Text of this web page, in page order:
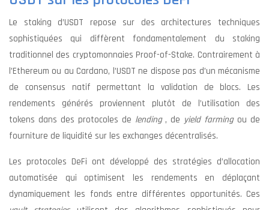
Le staking d’USDT repose sur des architectures techniques
sophistiquées qui diffèrent fondamentalement du staking
traditionnel des cryptomonnaies Proof-of-Stake. Contrairement à
l’Ethereum ou au Cardano, l’USDT ne dispose pas d’un mécanisme
de consensus natif permettant la validation de blocs. Les
rendements générés proviennent plutôt de l’utilisation des
tokens dans des protocoles de lending , de yield farming ou de
fourniture de liquidité sur les exchanges décentralisés.
Les protocoles DeFi ont développé des stratégies d’allocation
automatisée qui optimisent les rendements en déplaçant
dynamiquement les fonds entre différentes opportunités. Ces